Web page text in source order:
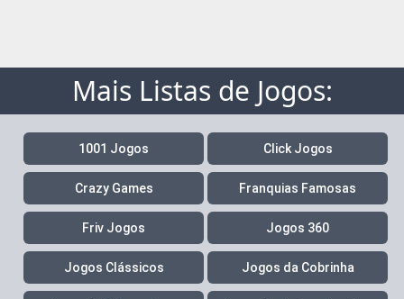
Mais Listas de Jogos:
1001 Jogos Click Jogos
Crazy Games Franquias Famosas
Friv Jogos Jogos 360
Jogos Clássicos Jogos da Cobrinha